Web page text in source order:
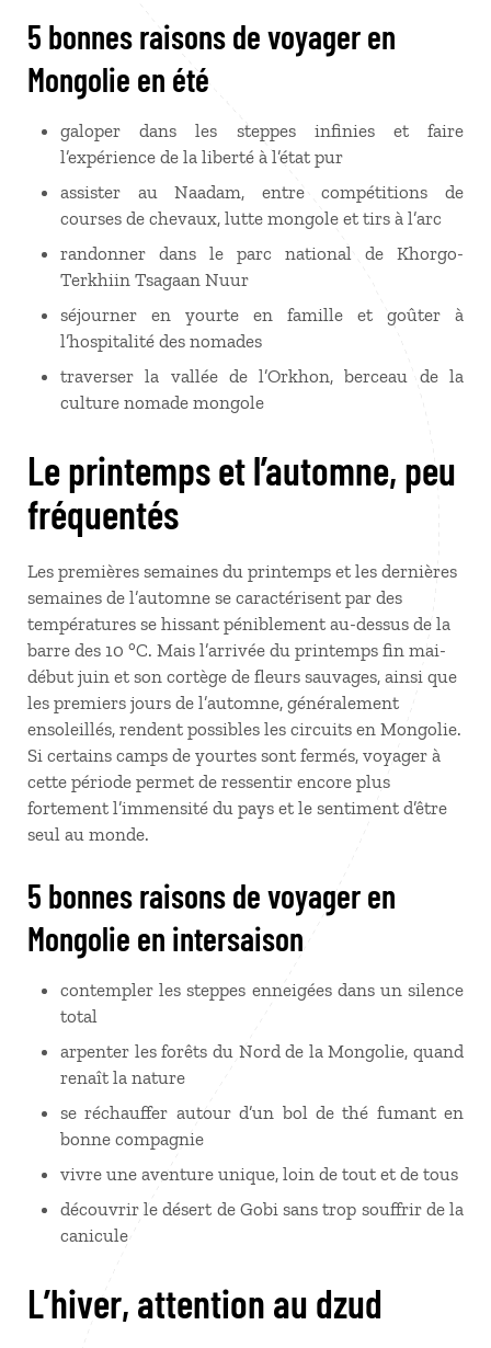
5 bonnes raisons de voyager en
Mongolie en été
galoper dans les steppes infinies et faire
l’expérience de la liberté à l’état pur
assister au Naadam, entre compétitions de
courses de chevaux, lutte mongole et tirs à l’arc
randonner dans le parc national de Khorgo-
Terkhiin Tsagaan Nuur
séjourner en yourte en famille et goûter à
l’hospitalité des nomades
traverser la vallée de l’Orkhon, berceau de la
culture nomade mongole
Le printemps et l’automne, peu
fréquentés
Les premières semaines du printemps et les dernières
semaines de l’automne se caractérisent par des
températures se hissant péniblement au-dessus de la
barre des 10 °C. Mais l’arrivée du printemps fin mai-
début juin et son cortège de fleurs sauvages, ainsi que
les premiers jours de l’automne, généralement
ensoleillés, rendent possibles les circuits en Mongolie.
Si certains camps de yourtes sont fermés, voyager à
cette période permet de ressentir encore plus
fortement l’immensité du pays et le sentiment d’être
seul au monde.
5 bonnes raisons de voyager en
Mongolie en intersaison
contempler les steppes enneigées dans un silence
total
arpenter les forêts du Nord de la Mongolie, quand
renaît la nature
se réchauffer autour d’un bol de thé fumant en
bonne compagnie
vivre une aventure unique, loin de tout et de tous
découvrir le désert de Gobi sans trop souffrir de la
canicule
L’hiver, attention au dzud